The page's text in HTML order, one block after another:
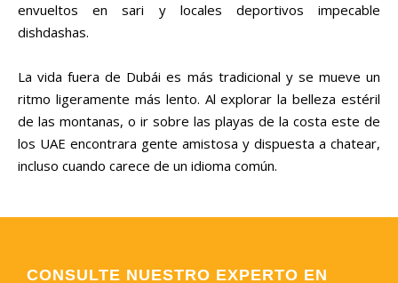
envueltos en sari y locales deportivos impecable
dishdashas.
La vida fuera de Dubái es más tradicional y se mueve un
ritmo ligeramente más lento. Al explorar la belleza estéril
de las montanas, o ir sobre las playas de la costa este de
los UAE encontrara gente amistosa y dispuesta a chatear,
incluso cuando carece de un idioma común.
CONSULTE NUESTRO EXPERTO EN